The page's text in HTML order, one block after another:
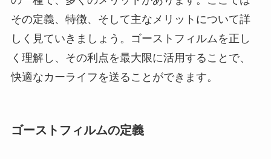
その定義、特徴、そして主なメリットについて詳
しく見ていきましょう。ゴーストフィルムを正し
く理解し、その利点を最大限に活用することで、
快適なカーライフを送ることができます。
ゴーストフィルムの定義